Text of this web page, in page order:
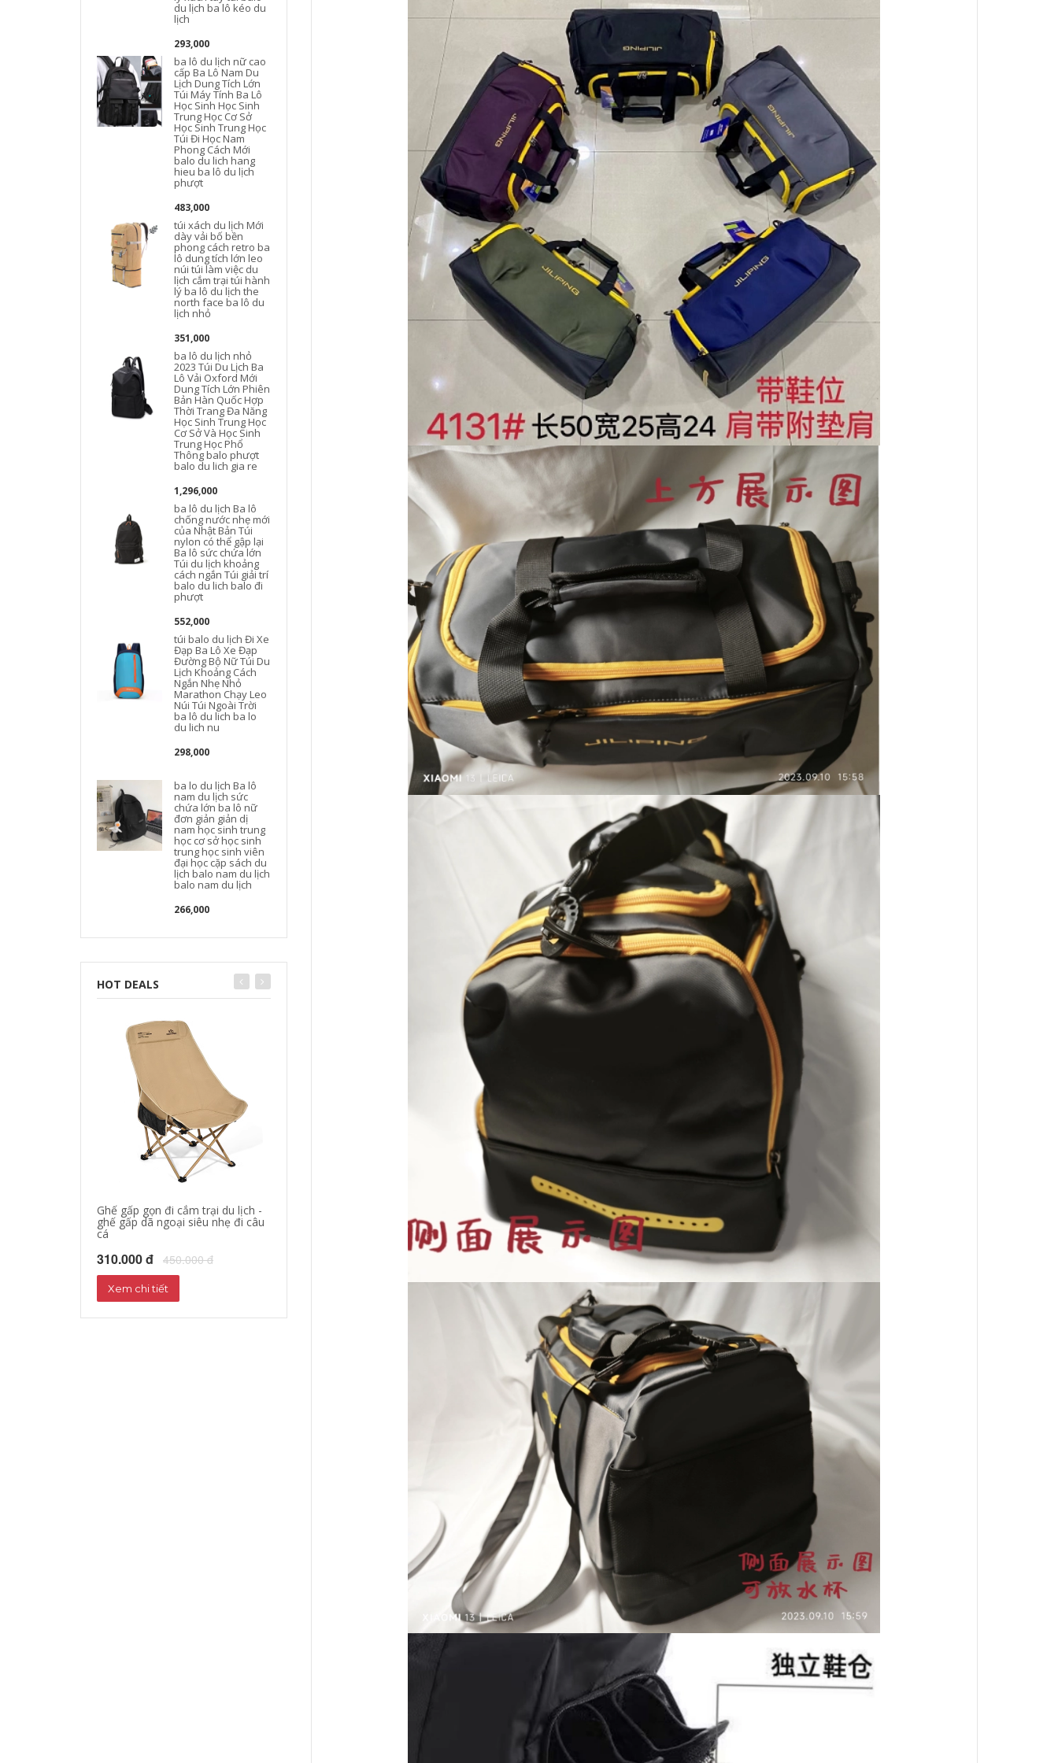
du lịch ba lô kéo du
lịch
293,000
ba lô du lịch nữ cao
cấp Ba Lô Nam Du
Lịch Dung Tích Lớn
Túi Máy Tính Ba Lô
Học Sinh Học Sinh
Trung Học Cơ Sở
Học Sinh Trung Học
Túi Đi Học Nam
Phong Cách Mới
balo du lich hang
hieu ba lô du lịch
phượt
483,000
túi xách du lịch Mới
dày vải bố bền
phong cách retro ba
lô dung tích lớn leo
núi túi làm việc du
lịch cắm trại túi hành
lý ba lô du lịch the
north face ba lô du
lịch nhỏ
351,000
ba lô du lịch nhỏ
2023 Túi Du Lịch Ba
Lô Vải Oxford Mới
Dung Tích Lớn Phiên
Bản Hàn Quốc Hợp
Thời Trang Đa Năng
Học Sinh Trung Học
Cơ Sở Và Học Sinh
Trung Học Phổ
Thông balo phượt
balo du lich gia re
1,296,000
ba lô du lịch Ba lô
chống nước nhẹ mới
của Nhật Bản Túi
nylon có thể gập lại
Ba lô sức chứa lớn
Túi du lịch khoảng
cách ngắn Túi giải trí
balo du lich balo đi
phượt
552,000
túi balo du lịch Đi Xe
Đạp Ba Lô Xe Đạp
Đường Bộ Nữ Túi Du
Lịch Khoảng Cách
Ngắn Nhẹ Nhỏ
Marathon Chạy Leo
Núi Túi Ngoài Trời
ba lô du lich ba lo
du lich nu
298,000
ba lo du lịch Ba lô
nam du lịch sức
chứa lớn ba lô nữ
đơn giản giản dị
nam học sinh trung
học cơ sở học sinh
trung học sinh viên
đại học cặp sách du
lịch balo nam du lịch
balo nam du lịch
266,000
ba lô du lịch big size
tác túi hành lý dung
thường ngày chống
nước sinh viên học
balo phượt chống
nước balo du lịch
nam cao cấp
Túi du lịch nam, leo
núi ngoài trời, chống
thấm nước, cặp đi
học sức chứa cực
lớn, hành lý du lịch
đi công tác, ba lô, ba
lô máy tính, nữ ba lô
du lich ba lô túi xách
Ba lô du lịch cho nữ
dung lượng lớn, đi
học cho nam balo
ba lô du lich Túi du
lịch cự ly ngắn dung
lượng lớn, túi thể
thao nữ, túi đeo vai
di động, ba lô du
lịch leo núi ba lô du
lịch the north face
ba lô du lịch cho trẻ
ba lo du lich nu Ba
lô đa năng nam 16
inch Túi đựng máy
tính nữ sinh viên đại
học đi học Túi đeo
vai hợp thời trang
sức chứa lớn Túi đi
công tác du lịch balo
du lich balo đi du
Ba lô di động du lịch
sức chứa lớn dành
cho nữ, túi hành lý
bơi lội riêng biệt,
chống thấm nước,
thể thao khô và ướt
du lịch đeo vai,
dành cho nữ balo
du lich hang hieu
balo du lịch chống
415,000
Ba lô du lịch thể
thao kéo sau Túi
tập thể hình cho nữ
Túi du lịch khoảng
cách ngắn Túi hành
lý Túi hành lý
khoảng cách ngắn
phong cách nam ba
lo du lịch balo du
lịch chống nước
724,000
Ba lô đi học thông
thường nam vải
canvas đơn giản Ba
lô nam phong cách
Hàn Quốc sức chứa
lớn học sinh trung
học Schoolbag máy
tính túi du lịch túi du
lịch balo nam du lịch
199,000
Ba Lô Nữ Ba Lô Du
Lịch Du Lịch Ngoài
Trời Cho Nam Nhẹ
Gấp Leo Núi Túi Học
Dung Tích Cực Lớn
Túi Hành Lý ba lô du
lich ba lô kéo du lịch
511,000
ba lo du lich Ba Lô
Thể Thao 60 Lít 70 Lít
Nữ Hành Lý Du Lịch
Ba Lô Du Lịch Sinh
Viên Học Leo Núi túi
Ngoài Trời balo du
lịch chống nước túi
xách du lịch
451,000
Túi du lịch dành cho
nữ, túi thể dục sức
chứa lớn, tách khô
và ướt, túi xách đeo
chéo nam, túi du
lịch khoảng cách
ngắn, túi hành lý
nhẹ ba lô du lịch the
north face túi da du
lịch
426,000
túi du lich Túi du lịch
khoảng cách ngắn,
túi hành lý xách tay
dung lượng lớn nhẹ
hành lý du lịch nam
túi đựng quần áo du
lịch ba lô kéo du lịch
HOT DEALS
Ghế gấp gọn đi cắm trại du lịch -
ghế gấp dã ngoại siêu nhẹ đi câu
cá
310.000 đ 450.000 đ
Xem chi tiết
hộ xe máy, quần áo chống gió đi